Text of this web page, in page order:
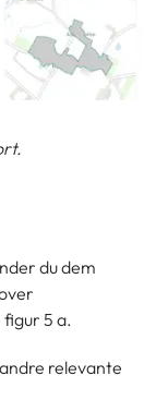
du dem
5 a.
relevante